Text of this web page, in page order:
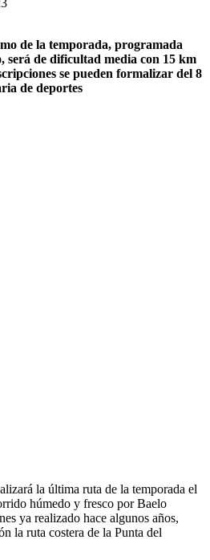
de la temporada, programada
será de dificultad media con 15 km
se pueden formalizar del 8
de deportes
la última ruta de la temporada el
húmedo y fresco por Baelo
ya realizado hace algunos años,
la ruta costera de la Punta del